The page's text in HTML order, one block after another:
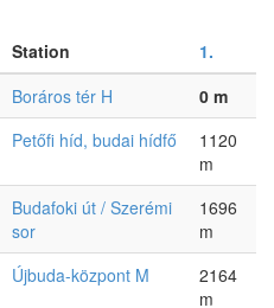
Station
1.
Boráros tér H
0 m
Petőfi híd, budai hídfő
1120
m
Budafoki út / Szerémi
sor
1696
m
Újbuda-központ M
2164
m